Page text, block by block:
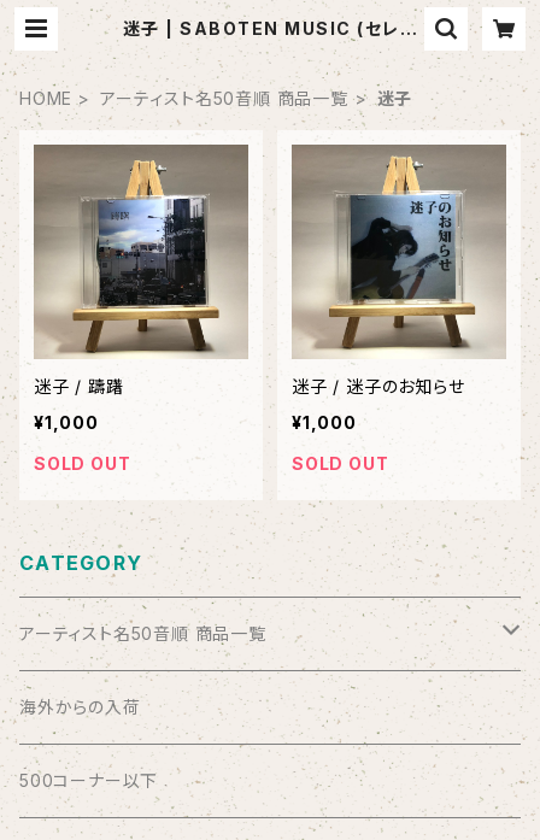
迷子 | SABOTEN MUSIC (セレク
トCDショップ)
HOME アーティスト名50音順 商品一覧 迷子
迷子 / 躊躇
¥1,000
SOLD OUT
迷子 / 迷子のお知らせ
¥1,000
SOLD OUT
CATEGORY
アーティスト名50音順 商品一覧
ABSOLUTE LOSERS
AFRICA
海外からの入荷
500コーナー以下